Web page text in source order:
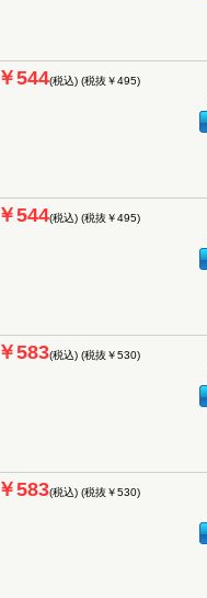
￥544(税込) (税抜￥495)
￥544(税込) (税抜￥495)
￥583(税込) (税抜￥530)
￥583(税込) (税抜￥530)